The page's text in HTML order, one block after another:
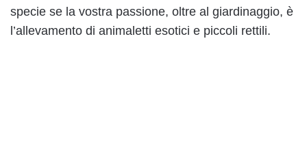
specie se la vostra passione, oltre al giardinaggio, è
l’allevamento di animaletti esotici e piccoli rettili.